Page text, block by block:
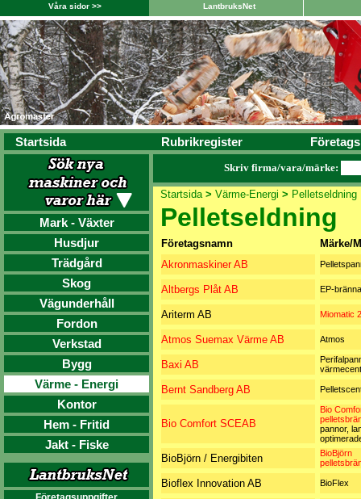
Våra sidor >> LantbruksNet
Startsida Rubrikregister
Mark - Växter
Husdjur
Trädgård
Skog
Vägunderhåll
Fordon
Verkstad
Bygg
Värme - Energi
Kontor
Hem - Fritid
Jakt - Fiske
Skriv firma/vara/märke:
Startsida> Värme-Energi > Pelletseldning
Pelletseldning
Företagsnamn
Märke/
Akronmaskiner AB
Altbergs Plåt AB EP-
Ariterm AB Miomatic
Atmos Suemax Värme AB Atmos
Baxi AB
Bernt Sandberg AB
Bio Comfort SCEAB
Bio
pannor,
BioBjörn / Energibiten
BioBjörn
Bioflex Innovation AB BioFlex